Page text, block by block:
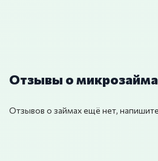
Отзывы о
Отзывов о займах ещё нет,